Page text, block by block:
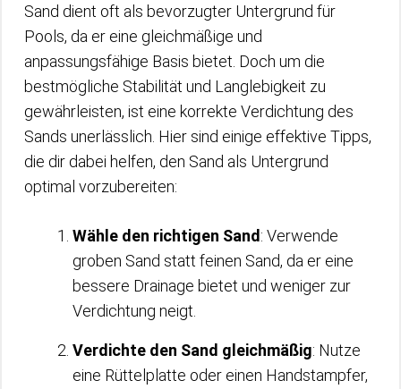
Sand dient oft als bevorzugter Untergrund für
Pools, da er eine gleichmäßige und
anpassungsfähige Basis bietet. Doch um die
bestmögliche Stabilität und Langlebigkeit zu
gewährleisten, ist eine korrekte Verdichtung des
Sands unerlässlich. Hier sind einige effektive Tipps,
die dir dabei helfen, den Sand als Untergrund
optimal vorzubereiten:
Wähle den richtigen Sand: Verwende
groben Sand statt feinen Sand, da er eine
bessere Drainage bietet und weniger zur
Verdichtung neigt.
Verdichte den Sand gleichmäßig: Nutze
eine Rüttelplatte oder einen Handstampfer,